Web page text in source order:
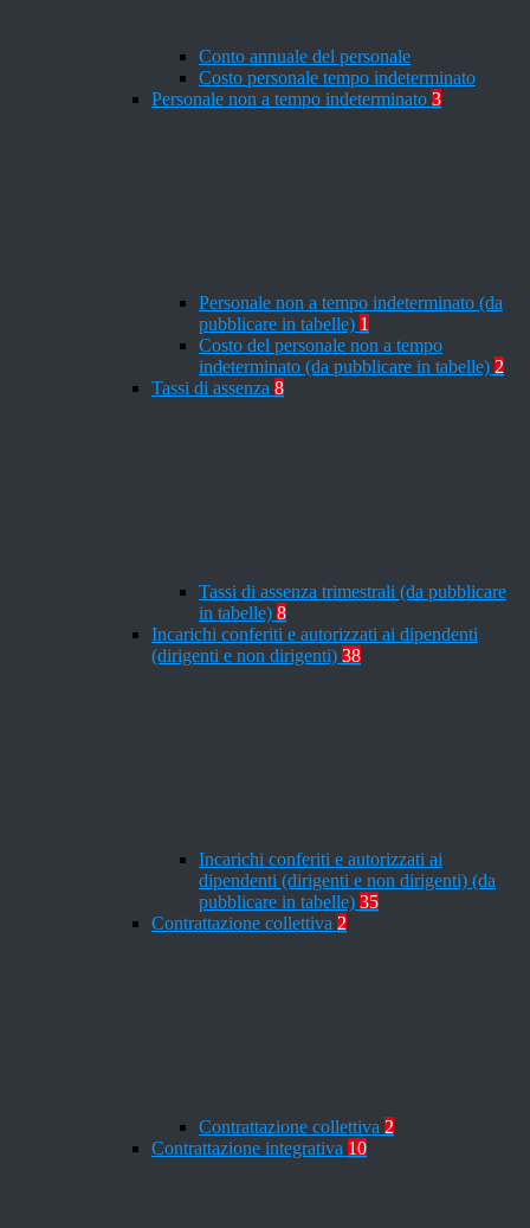
Conto annuale del personale
Costo personale tempo indeterminato
Personale non a tempo indeterminato 3
Personale non a tempo indeterminato (da
pubblicare in tabelle) 1
Costo del personale non a tempo
indeterminato (da pubblicare in tabelle) 2
Tassi di assenza 8
Tassi di assenza trimestrali (da pubblicare
in tabelle) 8
Incarichi conferiti e autorizzati ai dipendenti
(dirigenti e non dirigenti) 38
Incarichi conferiti e autorizzati ai
dipendenti (dirigenti e non dirigenti) (da
pubblicare in tabelle) 35
Contrattazione collettiva 2
Contrattazione collettiva 2
Contrattazione integrativa 10